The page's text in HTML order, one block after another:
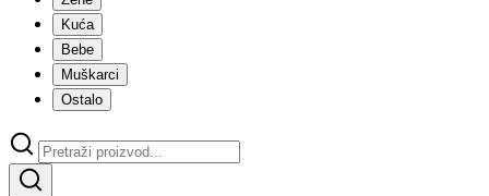
Kuća
Bebe
Muškarci
Ostalo